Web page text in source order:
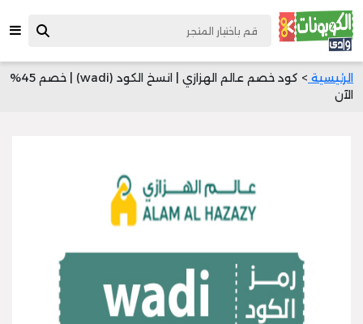
الرئيسية
> كود خصم عالم الهزازي | انسخ الكود (wadi) | خصم 45%
الآن